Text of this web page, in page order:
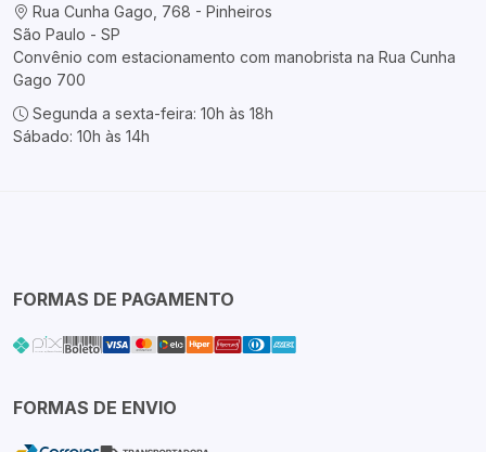
Rua Cunha Gago, 768 - Pinheiros
São Paulo - SP
Convênio com estacionamento com manobrista na Rua Cunha
Gago 700
Segunda a sexta-feira: 10h às 18h
Sábado: 10h às 14h
FORMAS DE PAGAMENTO
FORMAS DE ENVIO